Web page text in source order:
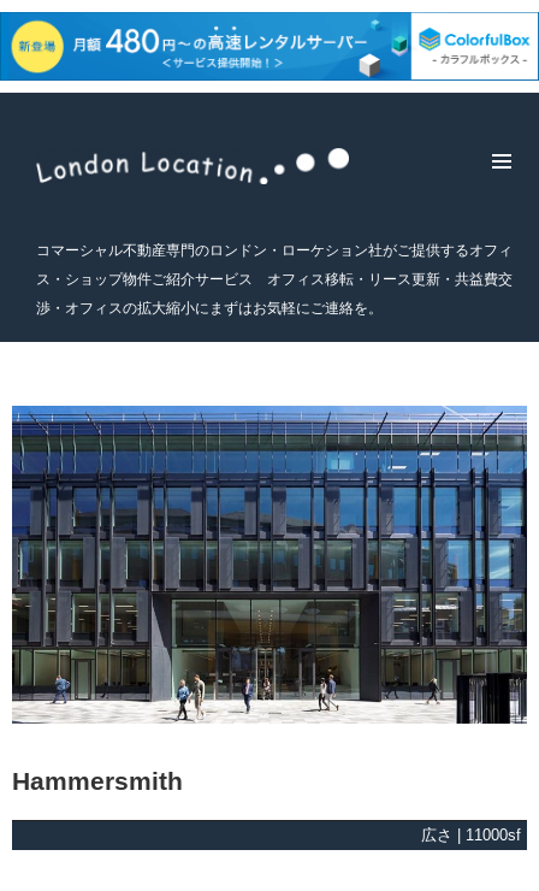
コマーシャル不動産専門のロンドン・ローケション社がご提供するオフィ
ス・ショップ物件ご紹介サービス オフィス移転・リース更新・共益費交
渉・オフィスの拡大縮小にまずはお気軽にご連絡を。
ット
Hammersmith
広さ | 11000sf